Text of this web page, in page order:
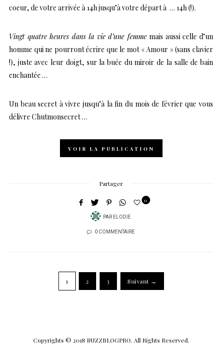
coeur, de votre arrivée à 14h jusqu’à votre départ à … 14h (!).
Vingt quatre heures dans la vie d’une femme mais aussi celle d’un
homme qui ne pourront écrire que le mot « Amour » (sans clavier
!), juste avec leur doigt, sur la buée du miroir de la salle de bain
enchantée …
Un beau secret à vivre jusqu’à la fin du mois de février que vous
délivre Chutmonsecret …
VOIR LA PUBLICATION
Partager
PAR ELODIE
0
0 COMMENTAIRE
1 2 3 Suivant →
Copyrights © 2018 BUZZBLOGPRO. All Rights Reserved.